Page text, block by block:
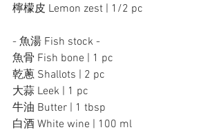
檸檬皮 Lemon zest | 1/2 pc
- 魚湯 Fish stock -
魚骨 Fish bone | 1 pc
乾蔥 Shallots | 2 pc
大蒜 Leek | 1 pc
牛油 Butter | 1 tbsp
白酒 White wine | 100 ml